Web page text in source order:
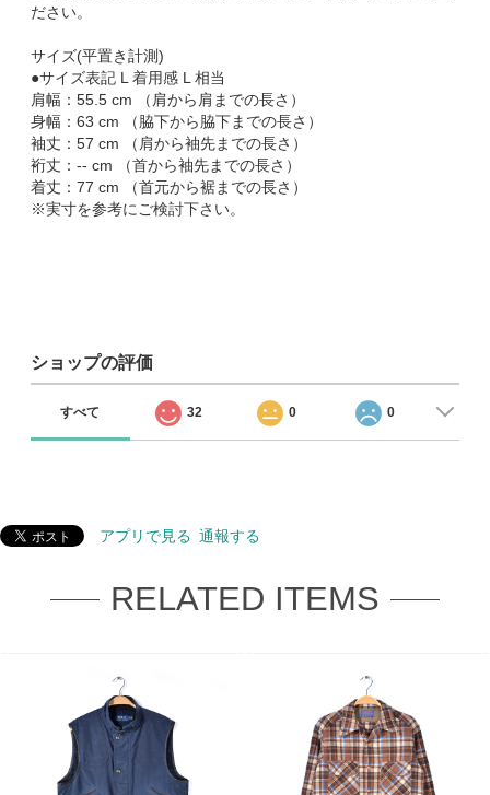
ださい。
サイズ(平置き計測)
●サイズ表記 L 着用感 L 相当
肩幅：55.5 cm （肩から肩までの長さ）
身幅：63 cm （脇下から脇下までの長さ）
袖丈：57 cm （肩から袖先までの長さ）
裄丈：-- cm （首から袖先までの長さ）
着丈：77 cm （首元から裾までの長さ）
※実寸を参考にご検討下さい。
ショップの評価
すべて 32 0 0
アプリで見る 通報する
RELATED ITEMS